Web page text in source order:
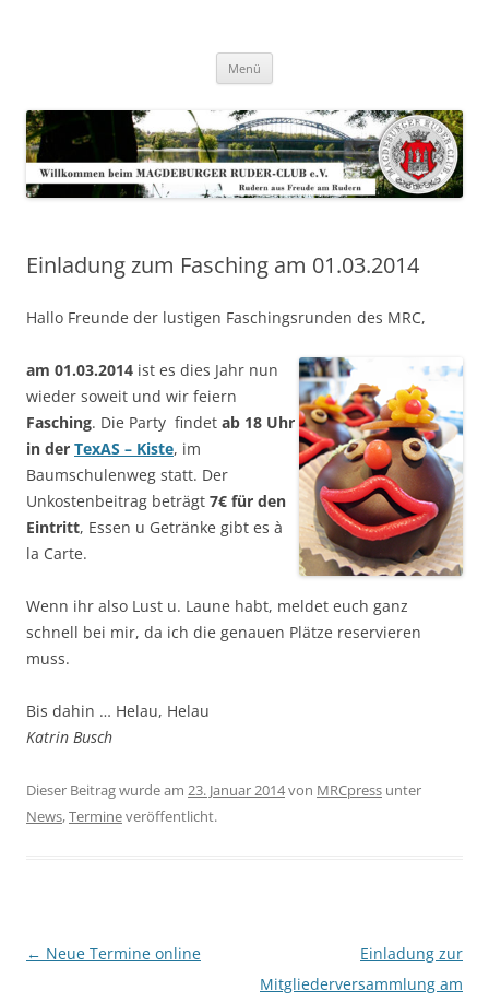
Menü
Einladung zum Fasching am 01.03.2014
Hallo Freunde der lustigen Faschingsrunden des MRC,
am 01.03.2014 ist es dies Jahr nun
wieder soweit und wir feiern
Fasching. Die Party findet ab 18 Uhr
in der TexAS – Kiste, im
Baumschulenweg statt. Der
Unkostenbeitrag beträgt 7€ für den
Eintritt, Essen u Getränke gibt es à
la Carte.
Wenn ihr also Lust u. Laune habt, meldet euch ganz
schnell bei mir, da ich die genauen Plätze reservieren
muss.
Bis dahin … Helau, Helau
Katrin Busch
Dieser Beitrag wurde am 23. Januar 2014von MRCpress unter
News,Termineveröffentlicht.
Beitragsnavigation
← Neue Termine online
Einladung zur
Mitgliederversammlung am